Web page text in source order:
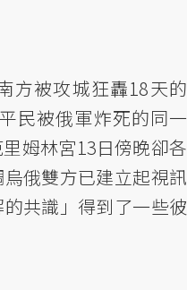
方被攻城狂轟18天的
民被俄軍炸死的同一
姆林宮13日傍晚卻各
俄雙方已建立起視訊
共識」得到了一些彼